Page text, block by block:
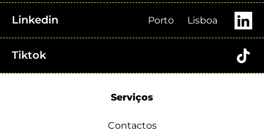
Linkedin Porto Lisboa
Tiktok
Serviços
Contactos